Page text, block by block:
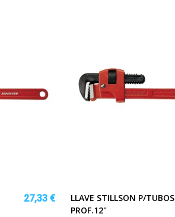
27,33 €
LLAVE STILLSON P/TUBOS
PROF.12"